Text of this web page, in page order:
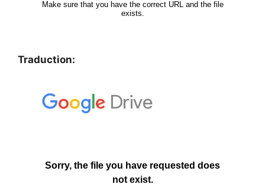
Traduction: